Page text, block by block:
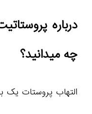
درباره
چه میدانید؟
التهاب پروستات یک